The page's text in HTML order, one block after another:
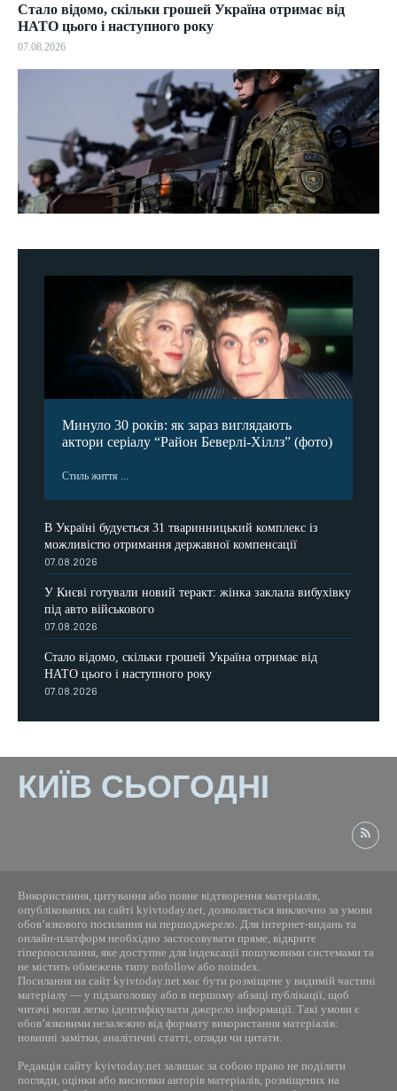
Стало відомо, скільки грошей Україна отримає від
НАТО цього і наступного року
07.08.2026
Минуло 30 років: як зараз виглядають
актори серіалу “Район Беверлі-Хіллз” (фото)
Стиль життя ...
В Україні будується 31 тваринницький комплекс із
можливістю отримання державної компенсації
07.08.2026
У Києві готували новий теракт: жінка заклала вибухівку
під авто військового
07.08.2026
Стало відомо, скільки грошей Україна отримає від
НАТО цього і наступного року
07.08.2026
КИЇВ СЬОГОДНІ
Використання, цитування або повне відтворення матеріалів,
опублікованих на сайті kyivtoday.net, дозволяється виключно за умови
обов’язкового посилання на першоджерело. Для інтернет-видань та
онлайн-платформ необхідно застосовувати пряме, відкрите
гіперпосилання, яке доступне для індексації пошуковими системами та
не містить обмежень типу nofollow або noindex.
Посилання на сайт kyivtoday.net має бути розміщене у видимій частині
матеріалу — у підзаголовку або в першому абзаці публікації, щоб
читачі могли легко ідентифікувати джерело інформації. Такі умови є
обов’язковими незалежно від формату використання матеріалів:
новинні замітки, аналітичні статті, огляди чи цитати.
Редакція сайту kyivtoday.net залишає за собою право не поділяти
погляди, оцінки або висновки авторів матеріалів, розміщених на